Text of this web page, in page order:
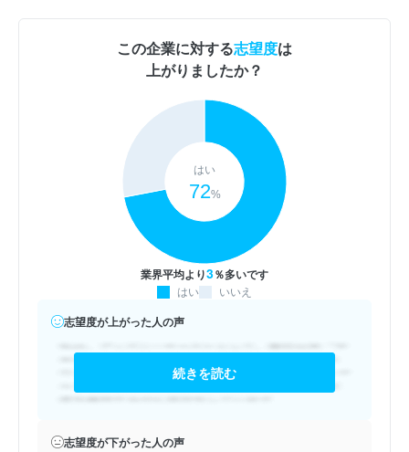
この企業に対する志望度は
上がりましたか？
業界平均より3％多いです
はい
72%
はい いいえ
志望度が上がった人の声
続きを読む
志望度が下がった人の声